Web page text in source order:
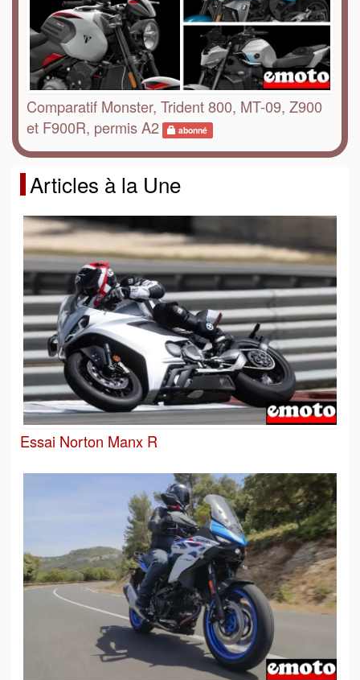
Comparatif Monster, Trident 800, MT-09, Z900
et F900R, permis A2
abonné
Articles à la Une
Essai Norton Manx R